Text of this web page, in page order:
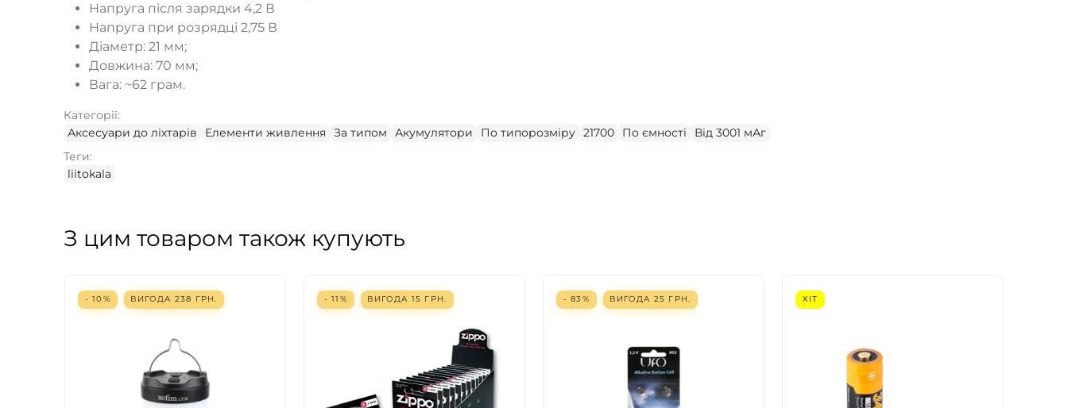
Напруга після зарядки 4,2 В
Напруга при розрядці 2,75 В
Діаметр: 21 мм;
Довжина: 70 мм;
Вага: ~62 грам.
Категорії:
Аксесуари до ліхтарів
Елементи живлення За типом Акумулятори По типорозміру 21700 По ємності
Від 3001 мАг
Теги:
liitokala
З цим товаром також купують
- 10% ВИГОДА 238 ГРН. - 11% ВИГОДА 15 ГРН. - 83% ВИГОДА 25 ГРН. ХІТ